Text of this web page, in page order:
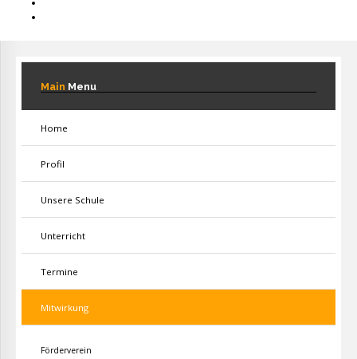
Main Menu
Home
Profil
Unsere Schule
Unterricht
Termine
Mitwirkung
Förderverein